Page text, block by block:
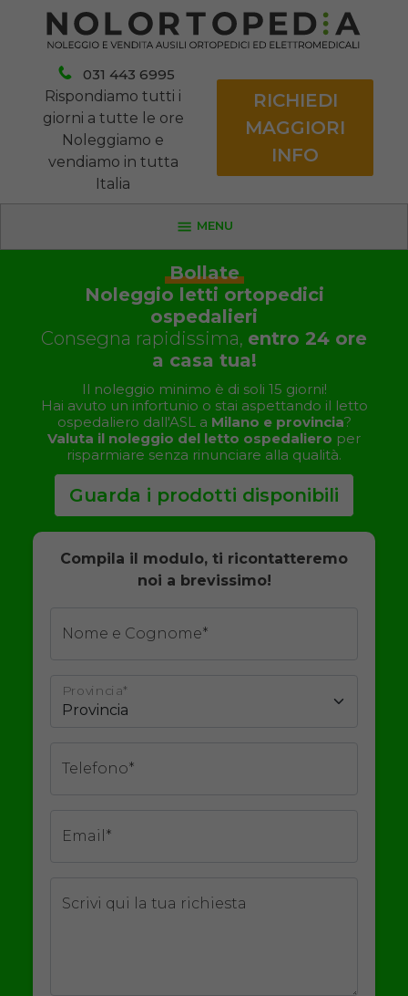
031 443 6995
Rispondiamo tutti i
giorni a tutte le ore
Noleggiamo e
vendiamo in tutta
Italia
RICHIEDI
MAGGIORI
INFO
MENU
Bollate
Noleggio letti ortopedici
ospedalieri
Consegna rapidissima, entro 24 ore
a casa tua!
Il noleggio minimo è di soli 15 giorni!
Hai avuto un infortunio o stai aspettando il letto
ospedaliero dall'ASL a Milano e provincia?
Valuta il noleggio del letto ospedaliero per
risparmiare senza rinunciare alla qualità.
Guarda i prodotti disponibili
Compila il modulo, ti ricontatteremo
noi a brevissimo!
Nome e Cognome*
Provincia*
Telefono*
Email*
Scrivi qui la tua richiesta